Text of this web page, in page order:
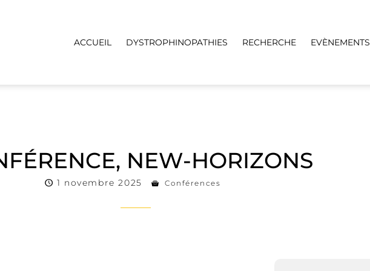
ACCUEIL DYSTROPHINOPATHIES RECHERCHE EVÈNEMENTS
NEW-HORIZONS
1 novembre 2025 Conférences